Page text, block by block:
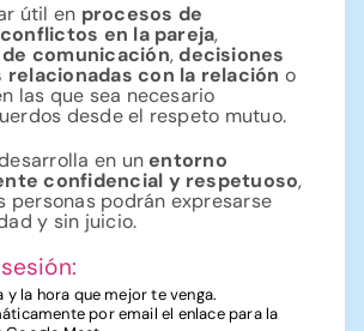
útil en procesos de
conflictos en la pareja,
comunicación,decisiones
con la relación o
las que sea necesario
desde el respeto mutuo.
en unentorno
confidencial y respetuoso,
personas podrán expresarse
y sin juicio.
y la hora que mejor te venga.
por email el enlace para la